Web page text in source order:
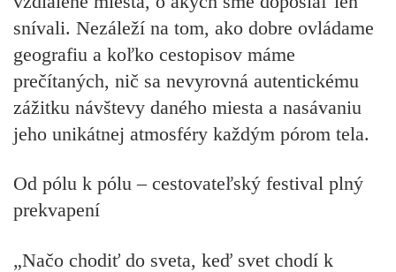
snívali. Nezáleží na tom, ako dobre ovládame
geografiu a koľko cestopisov máme
prečítaných, nič sa nevyrovná autentickému
zážitku návštevy daného miesta a nasávaniu
jeho unikátnej atmosféry každým pórom tela.
Od pólu k pólu – cestovateľský festival plný
prekvapení
„Načo chodiť do sveta, keď svet chodí k